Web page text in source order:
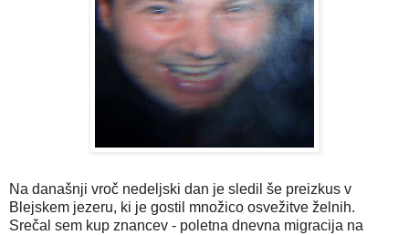
Na današnji vroč nedeljski dan je sledil še preizkus v
Blejskem jezeru, ki je gostil množico osvežitve želnih.
Srečal sem kup znancev - poletna dnevna migracija na